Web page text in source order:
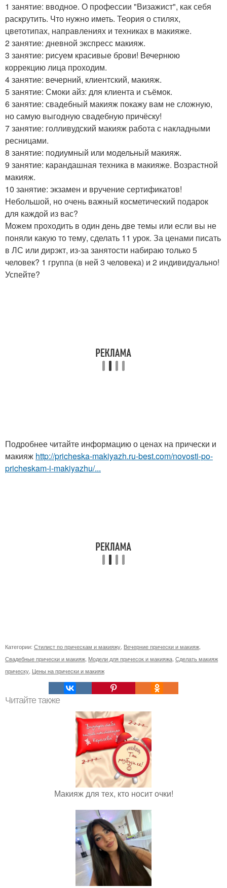
1 занятие: вводное. О профессии "Визажист", как себя
раскрутить. Что нужно иметь. Теория о стилях,
цветотипах, направлениях и техниках в макияже.
2 занятие: дневной экспресс макияж.
3 занятие: рисуем красивые брови! Вечернюю
коррекцию лица проходим.
4 занятие: вечерний, клиентский, макияж.
5 занятие: Смоки айз: для клиента и съёмок.
6 занятие: свадебный макияж покажу вам не сложную,
но самую выгодную свадебную причёску!
7 занятие: голливудский макияж работа с накладными
ресницами.
8 занятие: подиумный или модельный макияж.
9 занятие: карандашная техника в макияже. Возрастной
макияж.
10 занятие: экзамен и вручение сертификатов!
Небольшой, но очень важный косметический подарок
для каждой из вас?
Можем проходить в один день две темы или если вы не
поняли какую то тему, сделать 11 урок. За ценами писать
в ЛС или дирэкт, из-за занятости набираю только 5
человек? 1 группа (в ней 3 человека) и 2 индивидуально!
Успейте?
Подробнее читайте информацию о ценах на прически и
макияж http://pricheska-makiyazh.ru-best.com/novosti-po-
pricheskam-i-makiyazhu/...
Категории: Стилист по прическам и макияжу Вечерние прически и макияж
Свадебные прически и макияж Модели для причесок и макияжа Сделать макияж
прическу Цены на прически и макияж
Читайте также
Макияж для тех, кто носит очки!